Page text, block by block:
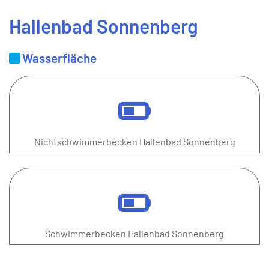
Hallenbad Sonnenberg
Wasserfläche
Nichtschwimmerbecken Hallenbad Sonnenberg
Schwimmerbecken Hallenbad Sonnenberg